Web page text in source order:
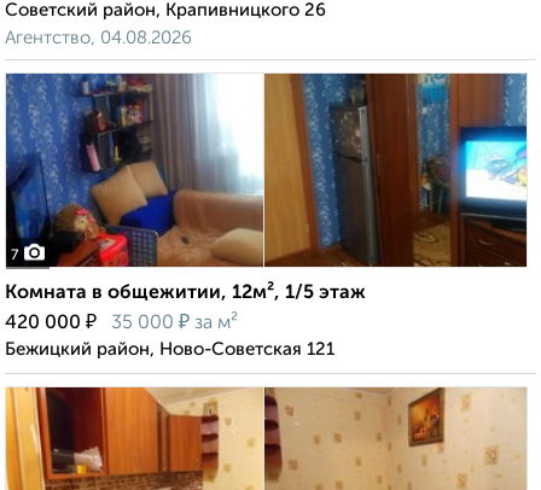
Советский район, Крапивницкого 26
Агентство, 04.08.2026
7
Комната в общежитии, 12м², 1/5 этаж
420 000 ₽ 35 000 ₽ за м²
Бежицкий район, Ново-Советская 121